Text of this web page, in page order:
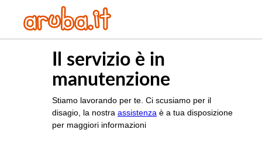
Il servizio è in
manutenzione
Stiamo lavorando per te. Ci scusiamo per il
disagio, la nostra assistenza è a tua disposizione
per maggiori informazioni